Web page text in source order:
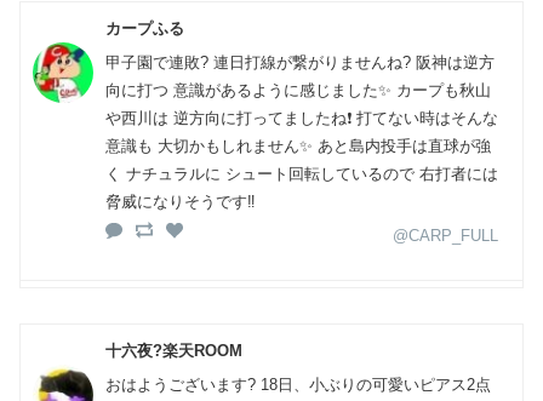
カープふる
甲子園で連敗? 連日打線が繋がりませんね? 阪神は逆方
向に打つ 意識があるように感じました✨ カープも秋山
や西川は 逆方向に打ってましたね❗ 打てない時はそんな
意識も 大切かもしれません✨ あと島内投手は直球が強
く ナチュラルに シュート回転しているので 右打者には
脅威になりそうです‼️
@CARP_FULL
十六夜?楽天ROOM
おはようございます? 18日、小ぶりの可愛いピアス2点